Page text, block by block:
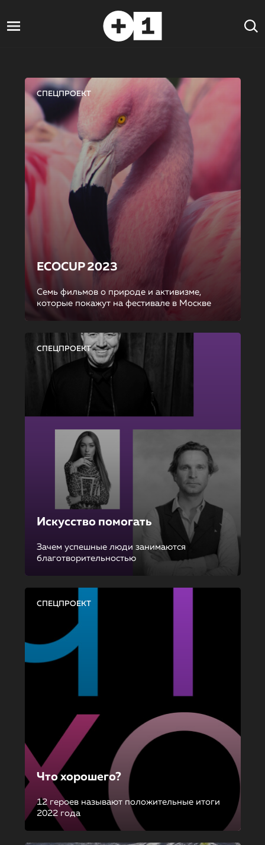
СПЕЦПРОЕКТ
ECOCUP 2023
Семь фильмов о природе и активизме,
которые покажут на фестивале в Москве
СПЕЦПРОЕКТ
Искусство помогать
Зачем успешные люди занимаются
благотворительностью
СПЕЦПРОЕКТ
Что хорошего?
12 героев называют положительные итоги
2022 года